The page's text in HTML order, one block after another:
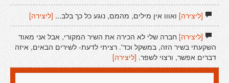
[ליצירה]ואווו אין מילים, מהמם, נוגע כל כך בלב... [ליצירה]
[ליצירה]חברה שלי לא הכירה את השיר המקורי, אבל אני מאוד
השקעתי בשיר הזה, במשקל וכד'. רציתי לדעת- לשירים הבאים, איזה
דברים אפשר, ורצוי לשפר.[ליצירה]